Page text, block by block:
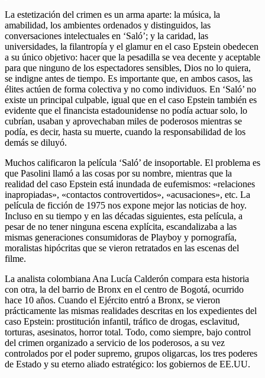
La estetización del crimen es un arma aparte: la música, la
amabilidad, los ambientes ordenados y distinguidos, las
conversaciones intelectuales en ‘Saló’; y la caridad, las
universidades, la filantropía y el glamur en el caso Epstein obedecen
a su único objetivo: hacer que la pesadilla se vea decente y aceptable
para que ninguno de los espectadores sensibles, Dios no lo quiera,
se indigne antes de tiempo. Es importante que, en ambos casos, las
élites actúen de forma colectiva y no como individuos. En ‘Saló’ no
existe un principal culpable, igual que en el caso Epstein también es
evidente que el financista estadounidense no podía actuar solo, lo
cubrían, usaban y aprovechaban miles de poderosos mientras se
podía, es decir, hasta su muerte, cuando la responsabilidad de los
demás se diluyó.
Muchos calificaron la película ‘Saló’ de insoportable. El problema es
que Pasolini llamó a las cosas por su nombre, mientras que la
realidad del caso Epstein está inundada de eufemismos: «relaciones
inapropiadas», «contactos controvertidos», «acusaciones», etc. La
película de ficción de 1975 nos expone mejor las noticias de hoy.
Incluso en su tiempo y en las décadas siguientes, esta película, a
pesar de no tener ninguna escena explícita, escandalizaba a las
mismas generaciones consumidoras de Playboy y pornografía,
moralistas hipócritas que se vieron retratados en las escenas del
filme.
La analista colombiana Ana Lucía Calderón compara esta historia
con otra, la del barrio de Bronx en el centro de Bogotá, ocurrido
hace 10 años. Cuando el Ejército entró a Bronx, se vieron
prácticamente las mismas realidades descritas en los expedientes del
caso Epstein: prostitución infantil, tráfico de drogas, esclavitud,
torturas, asesinatos, horror total. Todo, como siempre, bajo control
del crimen organizado a servicio de los poderosos, a su vez
controlados por el poder supremo, grupos oligarcas, los tres poderes
de Estado y su eterno aliado estratégico: los gobiernos de EE.UU.